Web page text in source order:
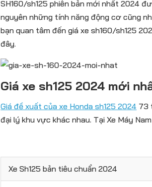
SH160/sh125 phiên bản mới nhất 2024
nguyên những tính năng động cơ cũng
bạn quan tâm đến giá xe sh160/sh125
đây.
Giá xe sh125 2024 mới
Giá đề xuất của xe Honda sh125 2024 73
đại lý khu vực khác nhau. Tại Xe Máy
Xe Sh125 bản tiêu chuẩn 2024